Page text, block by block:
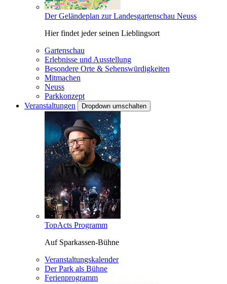
Der Geländeplan zur Landesgartenschau Neuss
Hier findet jeder seinen Lieblingsort
Gartenschau
Erlebnisse und Ausstellung
Besondere Orte & Sehenswürdigkeiten
Mitmachen
Neuss
Parkkonzept
Veranstaltungen
Dropdown umschalten
TopActs Programm
Auf Sparkassen-Bühne
Veranstaltungskalender
Der Park als Bühne
Ferienprogramm